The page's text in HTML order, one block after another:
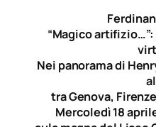
“Magico
Nei panoramadi
tra Genova,
Mercoledì 18